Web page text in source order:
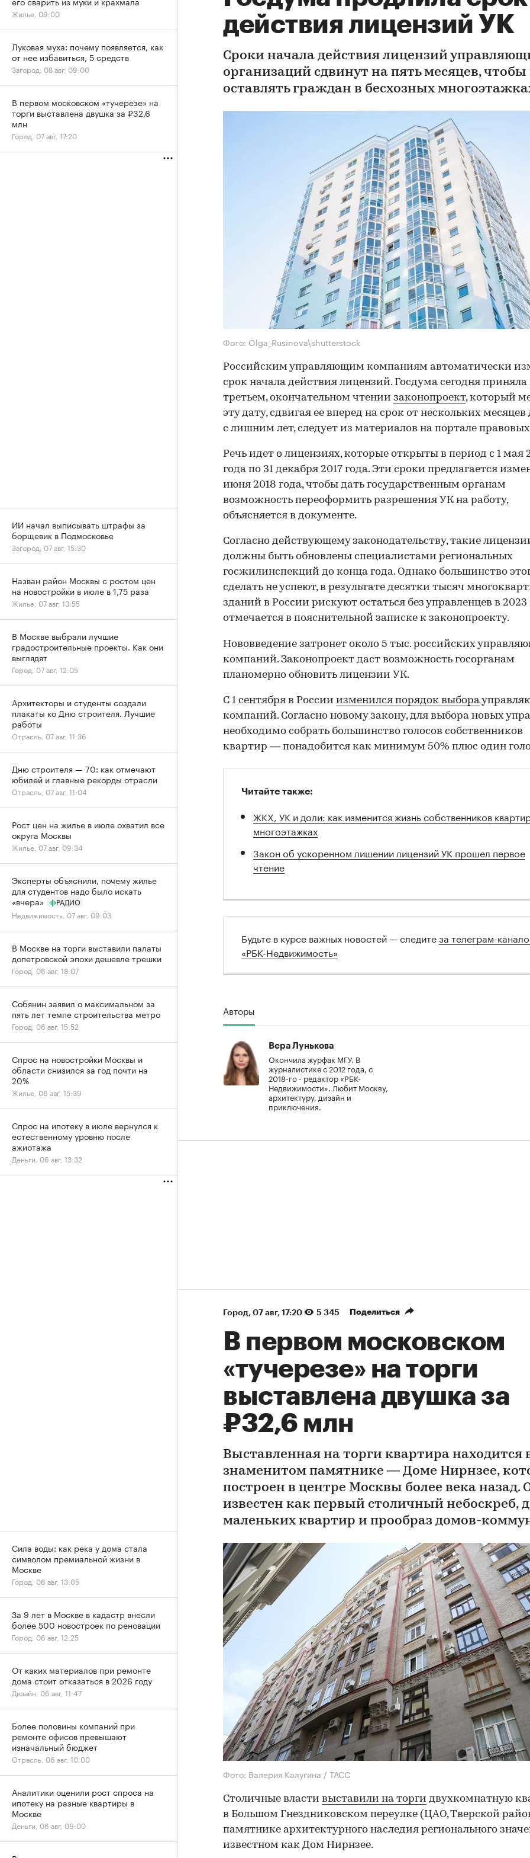
действия лицензий УК
Сроки начала действия лицензий
организаций сдвинут на пять месяцев, чтобы
оставлять граждан в бесхозных
Фото: Olga_Rusinova\shutterstock
Российским управляющим компаниям автоматически
срок начала действия лицензий. Госдума сегодня приняла
третьем, окончательном чтении законопроект, который
эту дату, сдвигая ее вперед на срок от нескольких месяцев
с лишним лет, следует из материалов на портале
Речь идет о лицензиях, которые открыты в период с 1 мая
года по 31 декабря 2017 года. Эти сроки предлагается
июня 2018 года, чтобы дать государственным органам
возможность переоформить разрешения УК на работу,
объясняется в документе.
Cогласно действующему законодательству, такие
должны быть обновлены специалистами региональных
госжилинспекций до конца года. Однако большинство
сделать не успеют, в результате десятки тысяч
зданий в России рискуют остаться без управленцев в 2023
отмечается в пояснительной записке к законопроекту.
00:00 / 00:00
Нововведение затронет около 5 тыс. российских
компаний. Законопроект даст возможность госорганам
планомерно обновить лицензии УК.
С 1 сентября в России изменился порядок выбора
компаний. Согласно новому закону, для выбора новых
необходимо собрать большинство голосов собственников
квартир — понадобится как минимум 50% плюс один
Читайте также:
ЖКХ, УК и доли: как изменится жизнь собственников
многоэтажках
Закон об ускоренном лишении лицензий УК прошел первое
чтение
Будьте в курсе важных новостей — следитеза телеграм-
«РБК-Недвижимость»
Авторы
Вера Лунькова
Окончила журфак МГУ. В
журналистике с 2012 года, с
2018-го - редактор «РБК-
Недвижимости». Любит Москву,
архитектуру, дизайн и
приключения.
Город⁠, 07 авг, 17:20 5 345 Поделиться
В первом московском
«тучерезе» на торги
выставлена двушка за
₽32,6 млн
Выставленная на торги квартира находится
знаменитом памятнике — Доме Нирнзее,
построен в центре Москвы более века назад.
известен как первый столичный небоскреб,
маленьких квартир и прообраз домов-
Фото: Валерия Калугина / ТАСС
Столичные власти выставили на торги двухкомнатную
в Большом Гнездниковском переулке (ЦАО, Тверской
памятнике архитектурного наследия регионального
известном как Дом Нирнзее.
Жилье, 09:00
Луковая муха: почему появляется, как
от нее избавиться, 5 средств
Загород, 08 авг, 09:00
В первом московском «тучерезе» на
торги выставлена двушка за ₽32,6
млн
Город, 07 авг, 17:20
ИИ начал выписывать штрафы за
борщевик в Подмосковье
Загород, 07 авг, 15:30
Назван район Москвы с ростом цен
на новостройки в июле в 1,75 раза
Жилье, 07 авг, 13:55
В Москве выбрали лучшие
градостроительные проекты. Как они
выглядят
Город, 07 авг, 12:05
Архитекторы и студенты создали
плакаты ко Дню строителя. Лучшие
работы
Отрасль, 07 авг, 11:36
Дню строителя — 70: как отмечают
юбилей и главные рекорды отрасли
Отрасль, 07 авг, 11:04
Рост цен на жилье в июле охватил все
округа Москвы
Жилье, 07 авг, 09:34
Эксперты объяснили, почему жилье
для студентов надо было искать
«вчера»
РАДИО
Недвижимость, 07 авг, 09:03
В Москве на торги выставили палаты
допетровской эпохи дешевле трешки
Город, 06 авг, 18:07
Собянин заявил о максимальном за
пять лет темпе строительства метро
Город, 06 авг, 15:52
Спрос на новостройки Москвы и
области снизился за год почти на
20%
Жилье, 06 авг, 15:39
Спрос на ипотеку в июле вернулся к
естественному уровню после
ажиотажа
Деньги, 06 авг, 13:32
Сила воды: как река у дома стала
символом премиальной жизни в
Москве
Город, 06 авг, 13:05
За 9 лет в Москве в кадастр внесли
более 500 новостроек по реновации
Город, 06 авг, 12:25
От каких материалов при ремонте
дома стоит отказаться в 2026 году
Дизайн, 06 авг, 11:47
Более половины компаний при
ремонте офисов превышают
изначальный бюджет
Отрасль, 06 авг, 10:00
Аналитики оценили рост спроса на
ипотеку на разные квартиры в
Москве
Деньги, 06 авг, 09:00